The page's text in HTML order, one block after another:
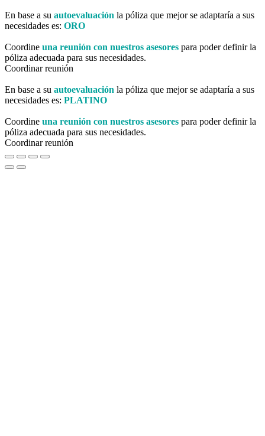
En base a su autoevaluación la póliza que mejor se adaptaría a sus
necesidades es: ORO
Coordine una reunión con nuestros asesores para poder definir la
póliza adecuada para sus necesidades.
Coordinar reunión
En base a su autoevaluación la póliza que mejor se adaptaría a sus
necesidades es: PLATINO
Coordine una reunión con nuestros asesores para poder definir la
póliza adecuada para sus necesidades.
Coordinar reunión